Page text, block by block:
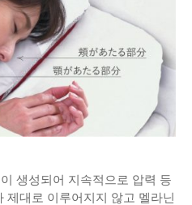
생성되어 지속적으로 압력 등
제대로 이루어지지 않고 멜라닌